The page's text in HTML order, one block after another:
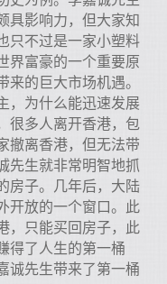
具影响力，但大家知
只不过是一家小塑料
界富豪的一个重要原
来的巨大市场机遇。
，为什么能迅速发展
很多人离开香港，包
撤离香港，但无法带
先生就非常明智地抓
房子。几年后，大陆
开放的一个窗口。此
，只能买回房子，此
得了人生的第一桶
诚先生带来了第一桶